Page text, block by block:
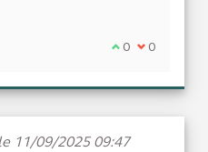
Je suis
0 Je ne suis
0
11/09/2025 09:47